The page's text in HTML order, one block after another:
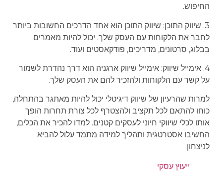
החיפוש.
3. שיווק התוכן: שיווק התוכן הוא אחד הדרכים החשובות ביותר
לחבר את הלקוחות עם העסק שלך. יכול להיות מאמרים
בבלוג, סרטונים, מדריכים, פודקאסטים ועוד.
4. אימייל שיווק: אימייל שיווק ארגניה הוא דרך נהדרת לשמור
על קשר עם הלקוחות ולהזכיר להם את העסק שלך.
למרות שהרעיון של שיווק דיגיטלי יכול להיות מאתגר בהתחלה,
כוחו להתאם לכל תקציב ולהצטרף לכל צורת תחרות הופך
אותו לכלי שיווקי חיוני לעסקים קטנים. למדו להכיר את הכלים,
החשיבו אסטרטגית ותהליך למידה מתמד עלול להביא
לניצחון.
ייעוץ עסקי